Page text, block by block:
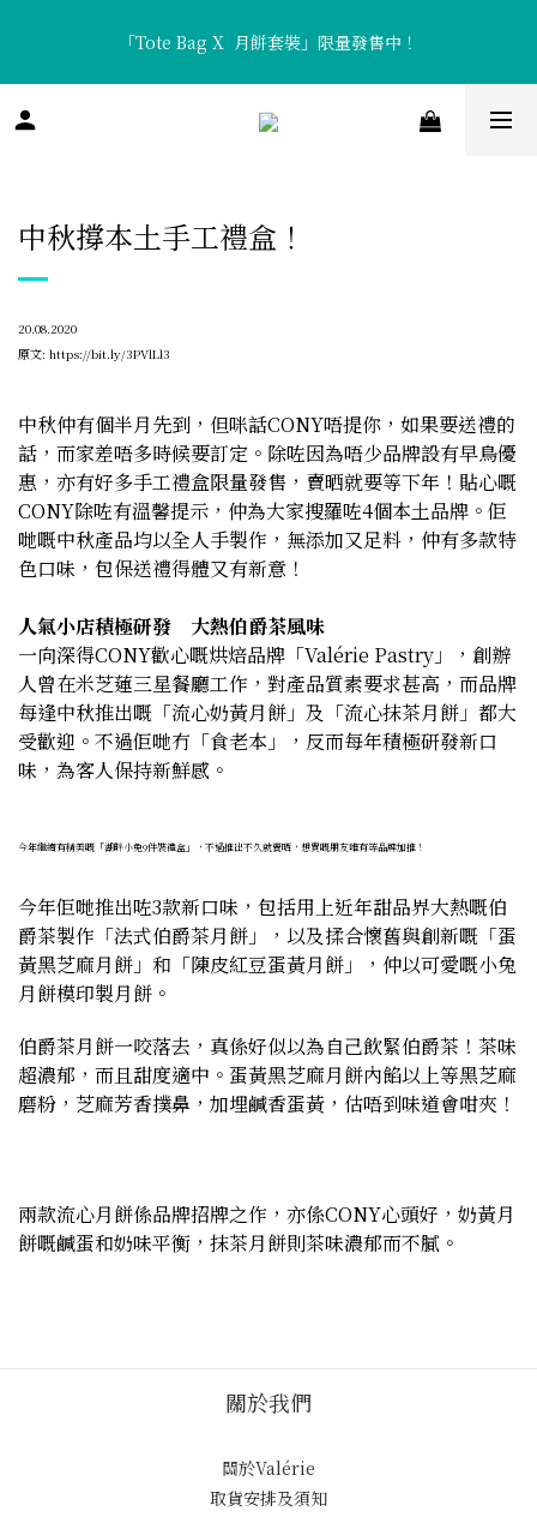
「Tote Bag X  月餅套裝」限量發售中！
「Tote Bag X  月餅套裝」限量發售中！
香濃醇厚「流心咖啡月餅」及清新口感「流心熱情果月餅」全新矚
中秋撐本土手工禮盒！
20.08.2020
原文: https://bit.ly/3PVlLl3
中秋仲有個半月先到，但咪話CONY唔提你，如果要送禮的
話，而家差唔多時候要訂定。除咗因為唔少品牌設有早鳥優
惠，亦有好多手工禮盒限量發售，賣晒就要等下年！貼心嘅
CONY除咗有溫馨提示，仲為大家搜羅咗4個本土品牌。佢
哋嘅中秋產品均以全人手製作，無添加又足料，仲有多款特
色口味，包保送禮得體又有新意！
人氣小店積極研發 大熱伯爵茶風味
一向深得CONY歡心嘅烘焙品牌「Valérie Pastry」，創辦
人曾在米芝蓮三星餐廳工作，對產品質素要求甚高，而品牌
每逢中秋推出嘅「流心奶黃月餅」及「流心抹茶月餅」都大
受歡迎。不過佢哋冇「食老本」，反而每年積極研發新口
味，為客人保持新鮮感。
今年繼續有精美嘅「湖畔小兔9件裝禮盒」，不過推出不久就賣晒，想買嘅朋友唯有等品牌加推！
今年佢哋推出咗3款新口味，包括用上近年甜品界大熱嘅伯
爵茶製作「法式伯爵茶月餅」，以及揉合懷舊與創新嘅「蛋
黃黑芝麻月餅」和「陳皮紅豆蛋黃月餅」，仲以可愛嘅小兔
月餅模印製月餅。
伯爵茶月餅一咬落去，真係好似以為自己飲緊伯爵茶！茶味
超濃郁，而且甜度適中。蛋黃黑芝麻月餅內餡以上等黑芝麻
磨粉，芝麻芳香撲鼻，加埋鹹香蛋黃，估唔到味道會咁夾！
兩款流心月餅係品牌招牌之作，亦係CONY心頭好，奶黃月
餅嘅鹹蛋和奶味平衡，抹茶月餅則茶味濃郁而不膩。
關於我們
關於Valérie
取貨安排及須知